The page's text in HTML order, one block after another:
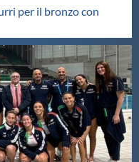
per il bronzo con